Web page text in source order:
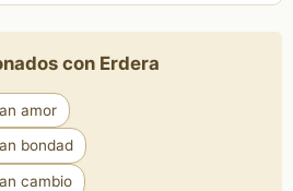
con Erdera
amor
bondad
cambio